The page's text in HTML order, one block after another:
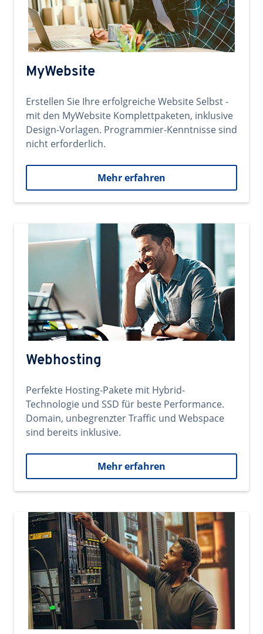
MyWebsite
Erstellen Sie Ihre erfolgreiche Website Selbst -
mit den MyWebsite Komplettpaketen, inklusive
Design-Vorlagen. Programmier-Kenntnisse sind
nicht erforderlich.
Mehr erfahren
Webhosting
Perfekte Hosting-Pakete mit Hybrid-
Technologie und SSD für beste Performance.
Domain, unbegrenzter Traffic und Webspace
sind bereits inklusive.
Mehr erfahren